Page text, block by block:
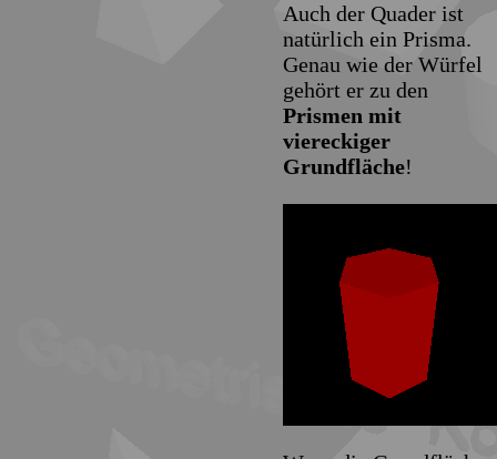
Auch der Quader ist
natürlich ein Prisma.
Genau wie der Würfel
gehört er zu den
Prismen mit
viereckiger
Grundfläche!